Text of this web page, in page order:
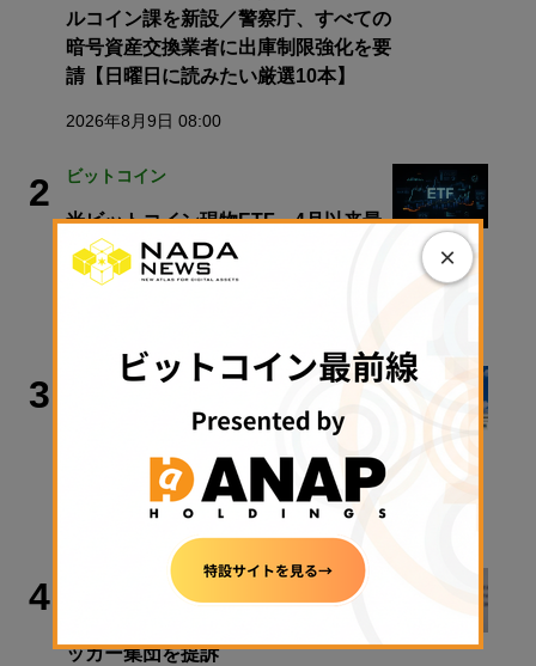
ルコイン課を新設／警察庁、すべての
暗号資産交換業者に出庫制限強化を要
請【日曜日に読みたい厳選10本】
2026年8月9日 08:00
2 ビットコイン
米ビットコイン現物ETF、4月以来最
高の資金流入── 「Coldcard」との関
連は？
3 政策・規制
クラリティ法案、9月15日に審議入り
2026年8月9日 11:28
4
ッカー集団を提訴
×